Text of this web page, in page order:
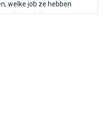
welke job ze hebben
bezoek dan